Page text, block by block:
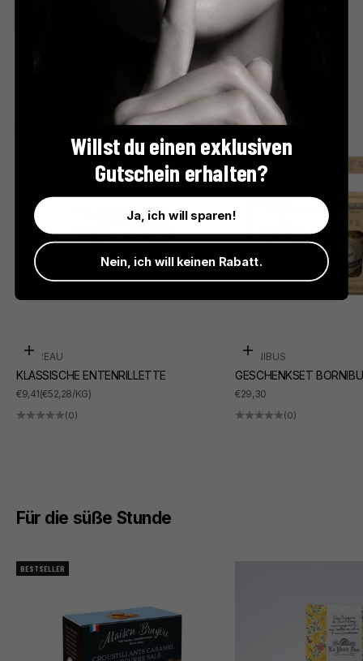
Der perfekte Apéro
In den Warenkorb
SUDREAU
KLASSISCHE ENTENRILLETTE
ANGEBOT
€9,41(€52,28/KG)
(0)
In den Warenkorb
BORNIBUS
GESCHENKSET
ANGEBOT
€29,30
(0)
Für die süße Stunde
BESTSELLER
Willst du einen exklusiven
Gutschein erhalten?
Ja, ich will sparen!
Nein, ich will keinen Rabatt.